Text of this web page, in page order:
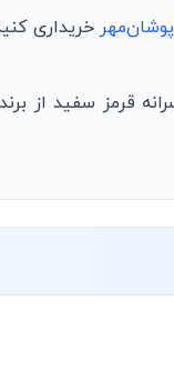
پوشان‌مهر خریداری
قرمز سفید از